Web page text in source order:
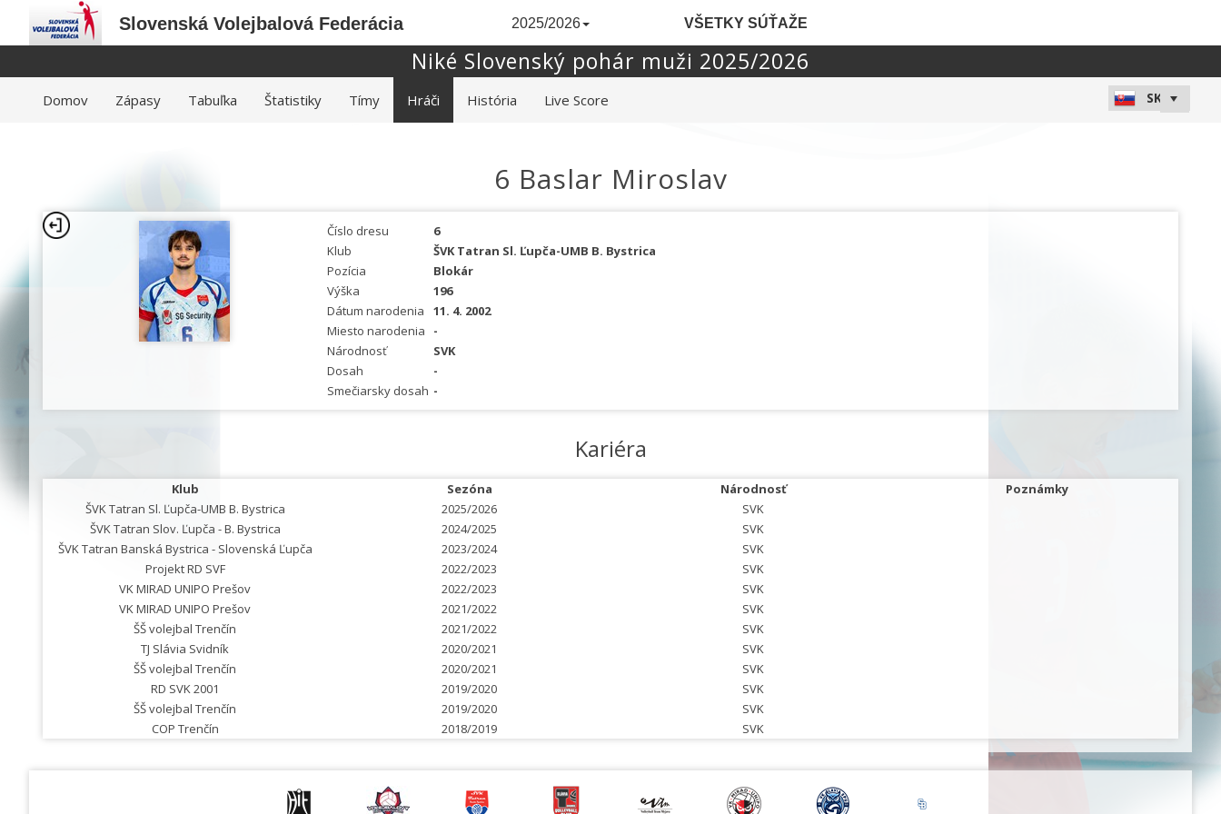
Slovenská Volejbalová Federácia 2025/2026 VŠETKY SÚŤAŽE
Niké Slovenský pohár muži 2025/2026
Domov Zápasy Tabuľka Štatistiky Tímy Hráči História Live Score
6 Baslar Miroslav
Číslo dresu
6
Klub
ŠVK Tatran Sl. Ľupča-UMB B. Bystrica
Pozícia
Blokár
Výška
196
Dátum narodenia
11. 4. 2002
Miesto narodenia
-
Národnosť
SVK
Dosah
-
Smečiarsky dosah -
Kariéra
Klub Sezóna Národnosť
Poznámky
ŠVK Tatran Sl. Ľupča-UMB B. Bystrica
2025/2026
SVK
ŠVK Tatran Slov. Ľupča - B. Bystrica
2024/2025
SVK
ŠVK Tatran Banská Bystrica - Slovenská Ľupča
2023/2024
SVK
Projekt RD SVF
2022/2023
SVK
VK MIRAD UNIPO Prešov
2022/2023
SVK
VK MIRAD UNIPO Prešov
2021/2022
SVK
ŠŠ volejbal Trenčín
2021/2022
SVK
TJ Slávia Svidník
2020/2021
SVK
ŠŠ volejbal Trenčín
2020/2021
SVK
RD SVK 2001
2019/2020
SVK
ŠŠ volejbal Trenčín
2019/2020
SVK
COP Trenčín
2018/2019 SVK